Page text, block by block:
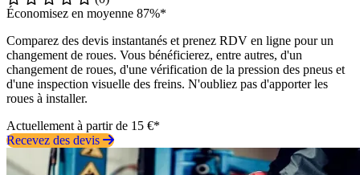
Économisez en moyenne 87%*
Comparez des devis instantanés et prenez RDV en ligne pour un
changement de roues. Vous bénéficierez, entre autres, d'un
changement de roues, d'une vérification de la pression des pneus et
d'une inspection visuelle des freins. N'oubliez pas d'apporter les
roues à installer.
Actuellement à partir de 15 €*
Recevez des devis